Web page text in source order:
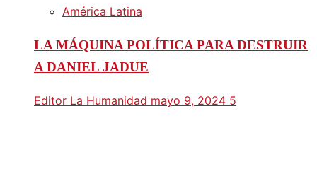
América Latina
LA MÁQUINA POLÍTICA PARA DESTRUIR
A DANIEL JADUE
Editor La Humanidad mayo 9, 2024 5